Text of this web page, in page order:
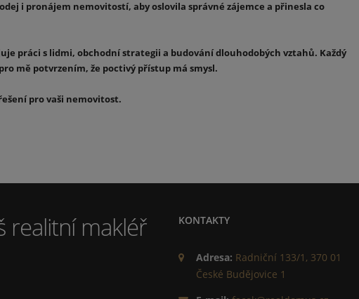
i pronájem nemovitostí, aby oslovila správné zájemce a přinesla co
práci s lidmi, obchodní strategii a budování dlouhodobých vztahů. Každý
mě potvrzením, že poctivý přístup má smysl.
pro vaši nemovitost.
KONTAKTY
Adresa: Radniční 133/1, 370 01
České Budějovice 1